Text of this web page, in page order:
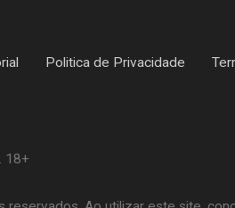
Politica de Privacidade
18+